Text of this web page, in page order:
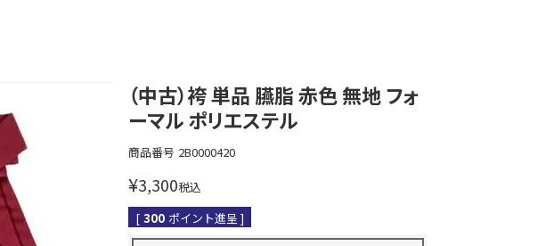
（中古）袴 単品 臙脂 赤色 無地 フォ
ーマル ポリエステル
商品番号 2B0000420
¥3,300税込
[ 300 ポイント進呈 ]